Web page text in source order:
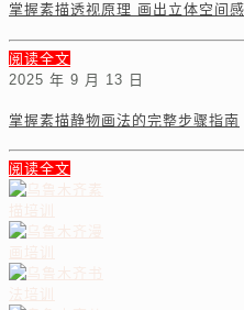
掌握素描透视原理 画出立体空间感
阅读全文
2025 年 9 月 13 日
掌握素描静物画法的完整步骤指南
阅读全文